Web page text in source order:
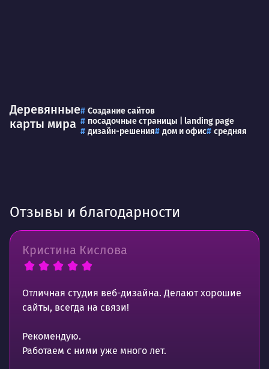
Деревянные
карты мира
Создание сайтов
посадочные страницы | landing page
дизайн-решения
дом и офис средняя
Отзывы и благодарности
Кристина Кислова
Отличная студия веб-дизайна. Делают хорошие
сайты, всегда на связи!
Рекомендую.
Работаем с ними уже много лет.